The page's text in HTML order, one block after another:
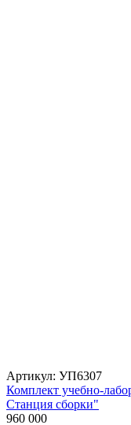
Артикул: УП6307
Комплект учебно-
Станция сборки"
960 000